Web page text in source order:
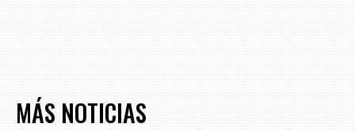
MÁS NOTICIAS